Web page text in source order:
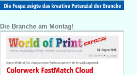
Die Branche am Montag!